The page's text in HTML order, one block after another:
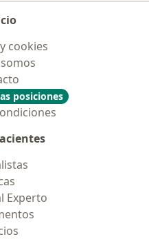
cookies
posiciones
Experto